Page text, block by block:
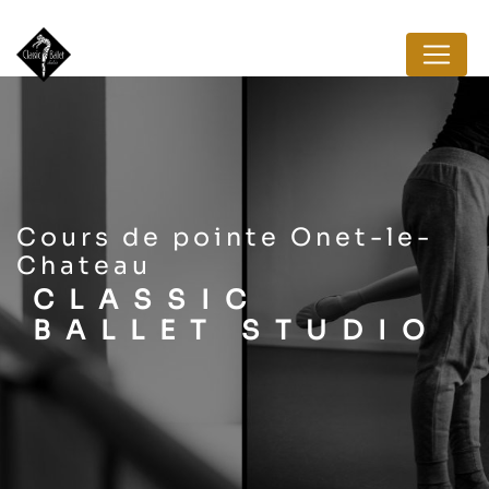
cours de pointe Onet-le-
Chateau
CLASSIC
BALLET STUDIO